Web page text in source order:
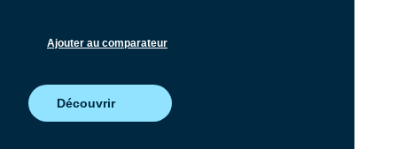
Ajouter au comparateur
Découvrir